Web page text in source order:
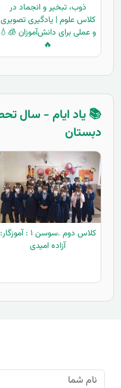
ذوب، تبخیر و انجماد در
کلاس علوم | یادگیری تصویری
و عملی برای دانش‌آموزان 🧊💧
🔥
دبستان
کلاس دوم .سوسن ۱ : آموزگار:
آزاده امیدی